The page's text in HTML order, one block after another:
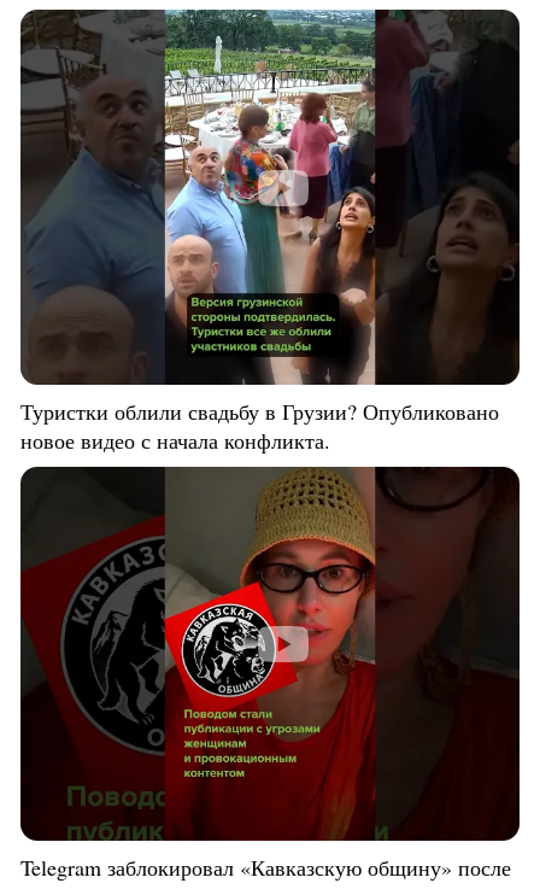
Туристки облили свадьбу в Грузии? Опубликовано
новое видео с начала конфликта.
Telegram заблокировал «Кавказскую общину» после